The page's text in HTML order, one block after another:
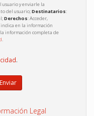
usuario y enviarle la
del usuario;Destinatarios:
Derechos: Acceder,
indica en la información
información completa de
.
.
Enviar
Legal